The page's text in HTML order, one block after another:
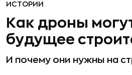
ИСТОРИИ
Как дроны
будущее
И почему они нужны на